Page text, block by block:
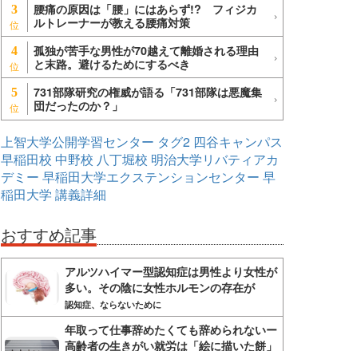
3
腰痛の原因は「腰」にはあらず!? フィジカ
ルトレーナーが教える腰痛対策
4
孤独が苦手な男性が70越えて離婚される理由
と末路。避けるためにするべき
5
731部隊研究の権威が語る「731部隊は悪魔集
団だったのか？」
上智大学公開学習センター タグ2 四谷キャンパス
早稲田校 中野校 八丁堀校 明治大学リバティアカ
デミー 早稲田大学エクステンションセンター 早
稲田大学 講義詳細
おすすめ記事
アルツハイマー型認知症は男性より女性が
多い。その陰に女性ホルモンの存在が
認知症、ならないために
年取って仕事辞めたくても辞められないー
高齢者の生きがい就労は「絵に描いた餅」